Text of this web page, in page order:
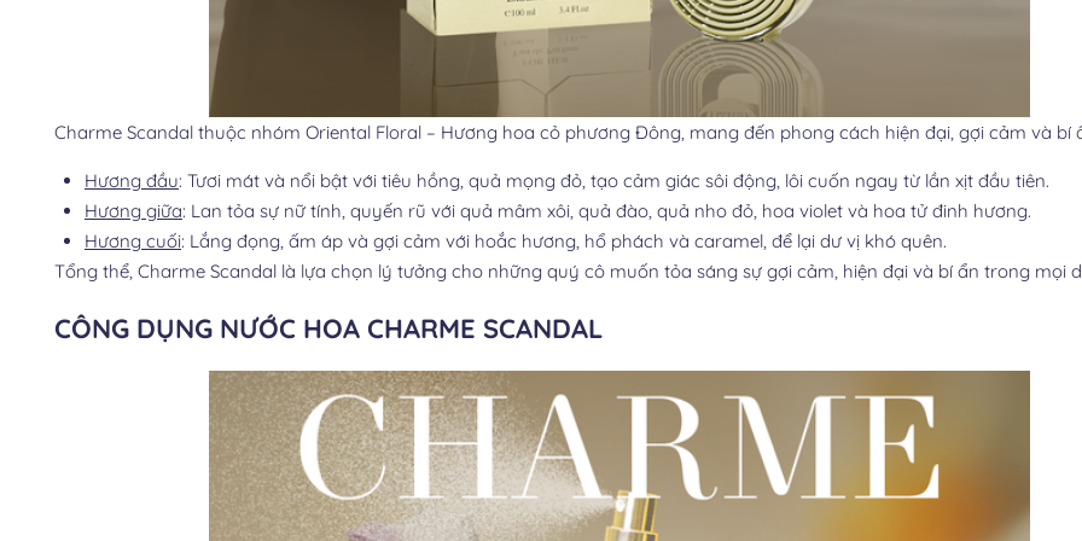
Charme Scandal thuộc nhóm Oriental Floral – Hương hoa cỏ phương Đông, mang đến phong cách hiện đại, gợi cảm và bí
Hương đầu: Tươi mát và nổi bật với tiêu hồng, quả mọng đỏ, tạo cảm giác sôi động, lôi cuốn ngay từ lần xịt đầu tiên.
Hương giữa: Lan tỏa sự nữ tính, quyến rũ với quả mâm xôi, quả đào, quả nho đỏ, hoa violet và hoa tử đinh hương.
Hương cuối: Lắng đọng, ấm áp và gợi cảm với hoắc hương, hổ phách và caramel, để lại dư vị khó quên.
Tổng thể, Charme Scandal là lựa chọn lý tưởng cho những quý cô muốn tỏa sáng sự gợi cảm, hiện đại và bí ẩn trong mọi
CÔNG DỤNG NƯỚC HOA CHARME SCANDAL